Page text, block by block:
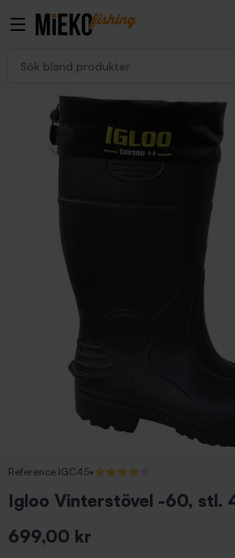
Reference IGC45•4/5 (1 recensioner)
Igloo Vinterstövel -60, stl.
699,00 kr